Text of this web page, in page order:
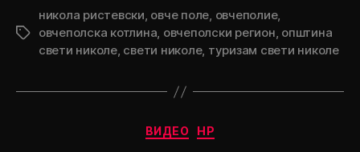
Tags
никола ристевски, овче поле, овчеполие,
овчеполска котлина, овчеполски регион, општина
свети николе, свети николе, туризам свети николе
Categories
ВИДЕО НР